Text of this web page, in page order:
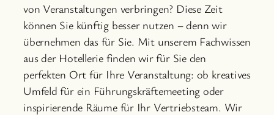
von Veranstaltungen verbringen? Diese Zeit
können Sie künftig besser nutzen – denn wir
übernehmen das für Sie. Mit unserem Fachwissen
aus der Hotellerie finden wir für Sie den
perfekten Ort für Ihre Veranstaltung: ob kreatives
Umfeld für ein Führungskräftemeeting oder
inspirierende Räume für Ihr Vertriebsteam. Wir